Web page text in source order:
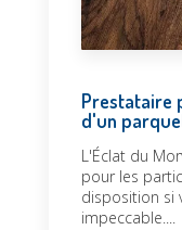
Prestataire
d'un
L'Éclat du
pour les
disposition si
impeccable....